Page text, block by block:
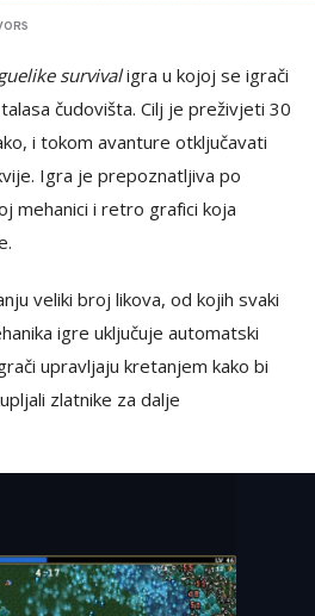
survivaligra u kojoj se igrači
čudovišta. Cilj je preživjeti 30
i tokom avanture otključavati
Igra je prepoznatljiva po
mehanici i retro grafici koja
veliki broj likova, od kojih svaki
igre uključuje automatski
upravljaju kretanjem kako bi
zlatnike za dalje